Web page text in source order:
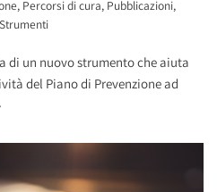
, Percorsi di cura, Pubblicazioni,
Strumenti
di un nuovo strumento che aiuta
del Piano di Prevenzione ad